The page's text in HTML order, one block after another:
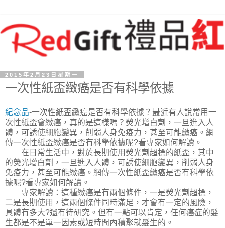
2015年2月23日星期一
一次性紙盃緻癌是否有科學依據
紀念品-一次性紙盃緻癌是否有科學依據？最近有人說常用一
次性紙盃會緻癌，真的是這樣嗎？熒光增白劑，一旦進入人
體，可誘使細胞變異，削弱人身免疫力，甚至可能緻癌。網
傳一次性紙盃緻癌是否有科學依據呢?看專家如何解讀。
在日常生活中，對於長期使用熒光劑超標的紙盃，其中
的熒光增白劑，一旦進入人體，可誘使細胞變異，削弱人身
免疫力，甚至可能緻癌。網傳一次性紙盃緻癌是否有科學依
據呢?看專家如何解讀。
專家解讀：這種緻癌是有兩個條件，一是熒光劑超標，
二是長期使用，這兩個條件同時滿足，才會有一定的風險，
具體有多大?還有待研究。但有一點可以肯定，任何癌症的髮
生都是不是單一因素或短時間內積聚就髮生的。